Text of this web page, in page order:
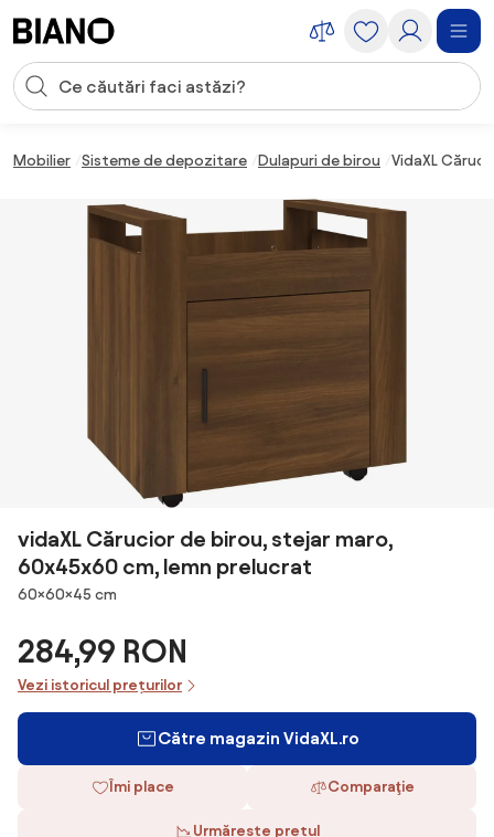
Introducerea căutării
Mobilier Sisteme de depozitare Dulapuri de birou VidaXL
vidaXL Cărucior de birou, stejar maro,
60x45x60 cm, lemn prelucrat
Dimensiuni
60×60×45 cm
284,99 RON
Vezi istoricul prețurilor
Către magazin VidaXL.ro
Îmi place Comparaţie
Urmărește prețul